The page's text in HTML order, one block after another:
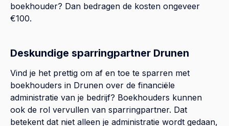
boekhouder? Dan bedragen de kosten ongeveer
€100.
Deskundige sparringpartner Drunen
Vind je het prettig om af en toe te sparren met
boekhouders in Drunen over de financiële
administratie van je bedrijf? Boekhouders kunnen
ook de rol vervullen van sparringpartner. Dat
betekent dat niet alleen je administratie wordt gedaan,